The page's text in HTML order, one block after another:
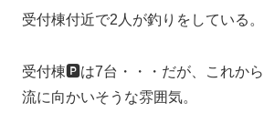
受付棟付近で2人が釣りをしている。
受付棟🅿️は7台・・・だが、これか
流に向かいそうな雰囲気。